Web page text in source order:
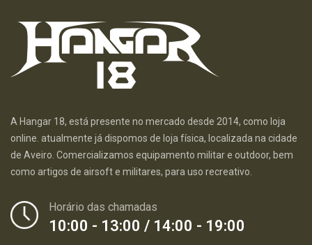
A Hangar 18, está presente no mercado desde 2014, como loja
online. atualmente já dispomos de loja física, localizada na cidade
de Aveiro. Comercializamos equipamento militar e outdoor, bem
como artigos de airsoft e militares, para uso recreativo.
Horário das chamadas
10:00 - 13:00 / 14:00 - 19:00